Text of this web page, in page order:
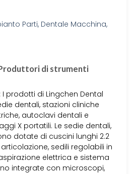
di strumenti
I prodotti di Lingchen Dental
dentali, stazioni cliniche
autoclavi dentali e
X portatili. Le sedie dentali,
dotate di cuscini lunghi 2.2
sedili regolabili in
elettrica e sistema
integrate con microscopi,